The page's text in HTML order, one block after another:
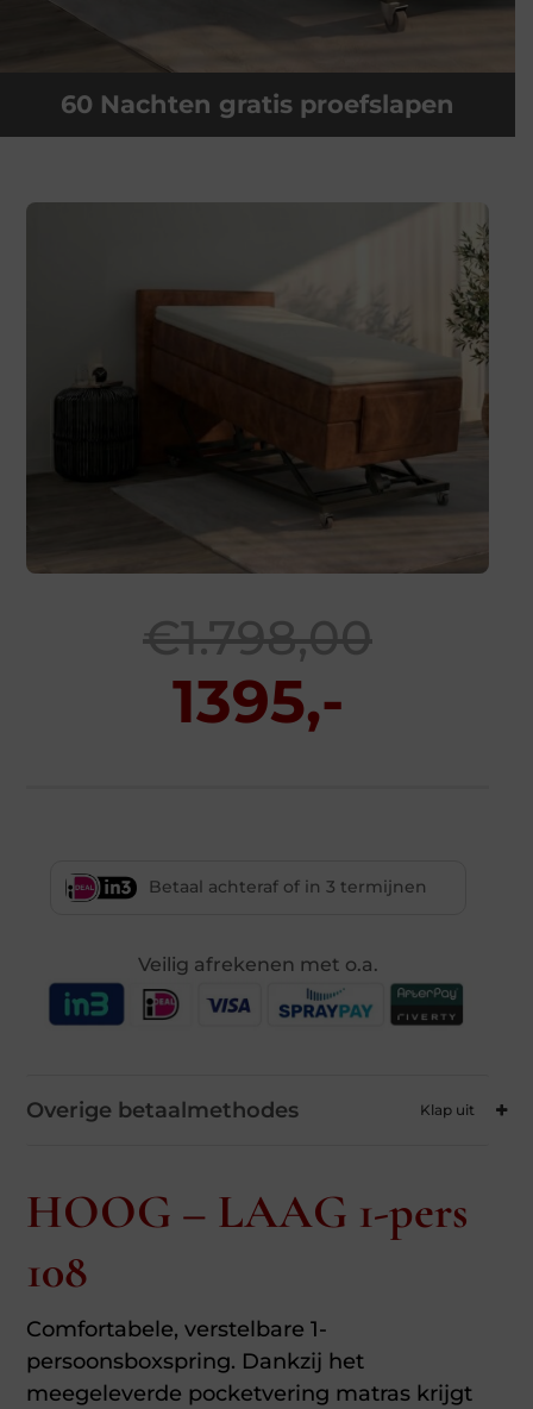
60 Nachten gratis proefslapen
€1.798,00
1395,-
Betaal achteraf of in 3 termijnen
Veilig afrekenen met o.a.
Overige betaalmethodes
HOOG – LAAG 1-pers
108
Comfortabele, verstelbare 1-
persoonsboxspring. Dankzij het
meegeleverde pocketvering matras krijgt